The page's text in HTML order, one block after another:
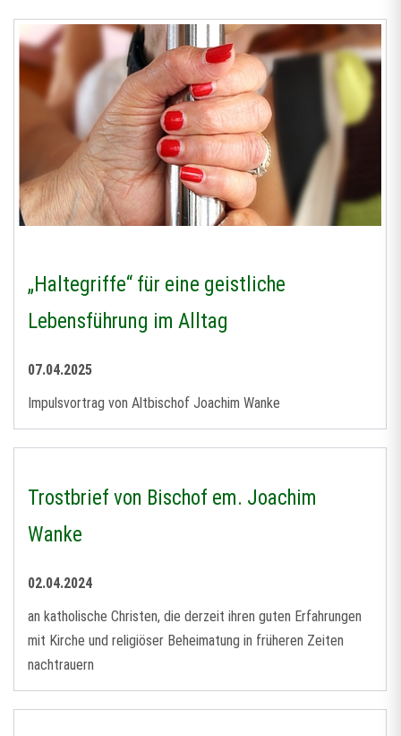
„Haltegriffe“ für eine geistliche
Lebensführung im Alltag
07.04.2025
Impulsvortrag von Altbischof Joachim Wanke
Trostbrief von Bischof em. Joachim
Wanke
02.04.2024
an katholische Christen, die derzeit ihren guten Erfahrungen
mit Kirche und religiöser Beheimatung in früheren Zeiten
nachtrauern